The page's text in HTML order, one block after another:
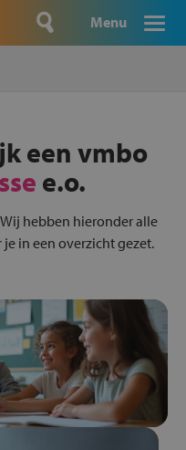
Menu
een vmbo
e.o.
hebben hieronder alle
in een overzicht gezet.